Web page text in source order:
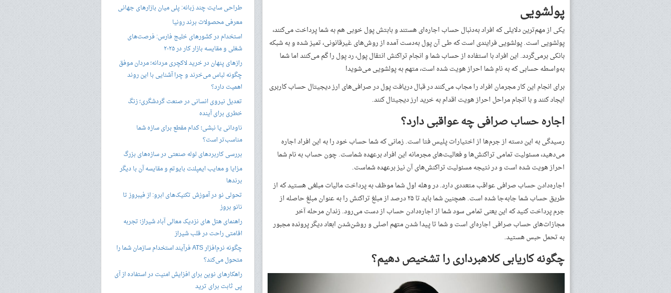
پولشویی
یکی از مهم‌ترین دلایلی که افراد به‌دنبال حساب اجاره‌ای هستند و بابتش پول خوبی هم به شما پرداخت می‌کنند،
پولشویی است. پولشویی فرایندی است که طی آن پول به‌دست آمده از روش‌های غیرقانونی، تمیز شده و به شبکه
بانکی برمی‌گردد. این افراد با استفاده از حساب شما و انجام تراکنش انتقال پول، رد پول را گم می‌کنند اما شما
به‌واسطه حسابی که به نام شما احراز هویت شده است، متهم به پولشویی می‌شوید!
برای انجام این کار مجرمان افراد را مجاب می‌کنند در قبال دریافت پول در صرافی‌های ارز دیجیتال حساب کاربری
ایجاد کنند و با انجام مراحل احراز هویت اقدام به خرید ارز دیجیتال کنند.
اجاره حساب صرافی چه عواقبی دارد؟
رسیدگی به این دسته از جرم‌ها از اختیارات پلیس فتا است. زمانی که شما حساب خود را به این افراد اجاره
می‌دهید، مسئولیت تمامی تراکنش‌ها و فعالیت‌های مجرمانه این افراد برعهده شماست. چون حساب به نام شما
احراز هویت شده است و در نتیجه مسئولیت تراکنش‌های آن نیز برعهده شماست.
اجاره‌دادن حساب صرافی عواقب متعددی دارد. در وهله اول شما موظف به پرداخت مالیات مبلغی هستید که از
طریق حساب شما جابه‌جا شده است. همچنین شما باید تا ۲۵ درصد از مبلغ تراکنش را به عنوان مبلغ حاصله از
جرم پرداخت کنید که این یعنی تمامی سود شما از اجاره‌دادن حساب از دست می‌رود. زندان مرحله آخر
مجازات‌های حساب صرافی اجاره‌ای است و شما تا پیدا شدن متهم اصلی و روشن‌شدن ابعاد دیگر پرونده مجبور
به تحمل حبس هستید.
چگونه کاریابی کلاهبرداری را تشخیص دهیم؟
طراحی سایت چند زبانه: پلی میان بازارهای جهانی
معرفی محصولات برند رونیا
استخدام در کشورهای خلیج فارس: فرصت‌های
شغلی و مقایسه بازار کار در ۲۰۲۵
رازهای پنهان در خرید لاکچری مردانه؛ مردان موفق
چگونه لباس می‌خرند و چرا آشنایی با این روند
اهمیت دارد؟
تعدیل نیروی انسانی در صنعت گردشگری؛ زنگ
خطری برای آینده
ناودانی یا نبشی؛ کدام مقطع برای سازه شما
مناسب‌تر است؟
بررسی کاربردهای لوله صنعتی در سازه‌های بزرگ
مزایا و معایب ایمپلنت بایوتم و مقایسه آن با دیگر
برندها
تحولی نو در آموزش تکنیک‌های ابرو: از فیبروز تا
نانو بروز
راهنمای هتل های نزدیک معالی آباد شیراز؛ تجربه
اقامتی راحت در قلب شیراز
چگونه نرم‌افزار ATS فرآیند استخدام سازمان شما را
متحول می‌کند؟
راهکارهای نوین برای افزایش امنیت در استفاده از آی
پی ثابت برای ترید